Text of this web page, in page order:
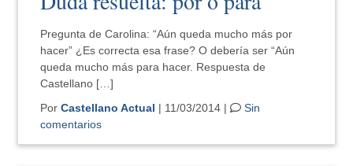
Pregunta de Carolina: “Aún queda mucho más por
hacer” ¿Es correcta esa frase? O debería ser “Aún
queda mucho más para hacer. Respuesta de
Castellano […]
PorCastellano Actual | 11/03/2014 |
Sin
comentarios